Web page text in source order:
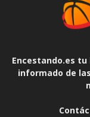
Encestando.es
informado de